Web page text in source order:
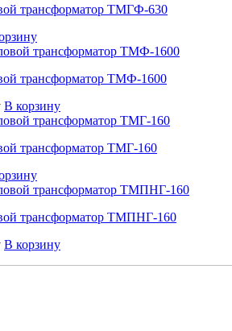
трансформатор ТМГФ-630
трансформатор ТМФ-1600
В корзину
трансформатор ТМГ-160
трансформатор ТМПНГ-160
В корзину